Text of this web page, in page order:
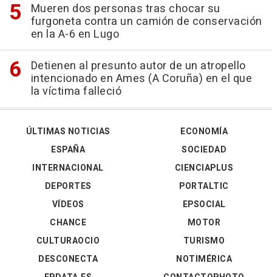
Mueren dos personas tras chocar su
furgoneta contra un camión de conservación
en la A-6 en Lugo
Detienen al presunto autor de un atropello
intencionado en Ames (A Coruña) en el que
la víctima falleció
ÚLTIMAS NOTICIAS
ESPAÑA
INTERNACIONAL
DEPORTES
VÍDEOS
ECONOMÍA
SOCIEDAD
CIENCIAPLUS
PORTALTIC
EPSOCIAL
CHANCE
CULTURAOCIO
DESCONECTA
MOTOR
TURISMO
NOTIMÉRICA